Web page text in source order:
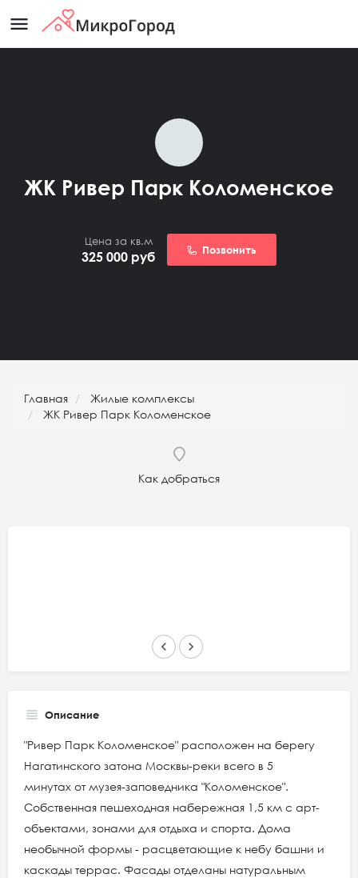
menu
ЖК Ривер Парк Коломенское
Цена за кв.м
325 000 руб Позвонить
Главная
Жилые комплексы
ЖК Ривер Парк Коломенское
Как добраться
keyboard_arrow_left keyboard_arrow_right
Описание
"Ривер Парк Коломенское" расположен на берегу
Нагатинского затона Москвы-реки всего в 5
минутах от музея-заповедника "Коломенское".
Собственная пешеходная набережная 1,5 км с арт-
объектами, зонами для отдыха и спорта. Дома
необычной формы - расцветающие к небу башни и
каскады террас. Фасады отделаны натуральным